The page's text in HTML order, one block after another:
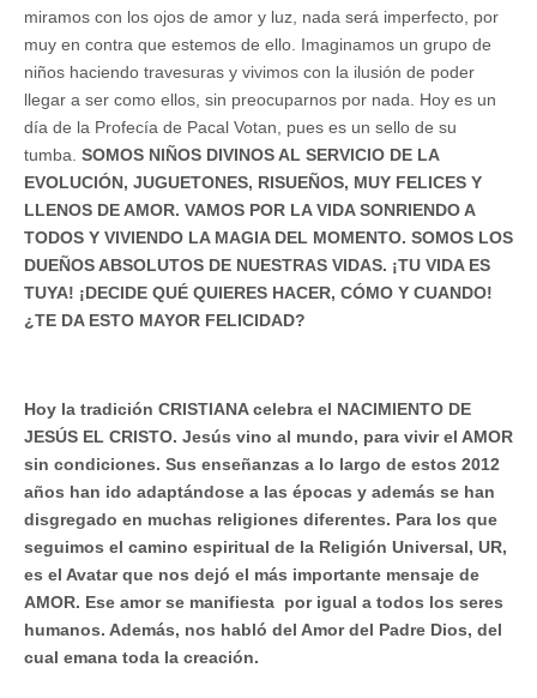
miramos con los ojos de amor y luz, nada será imperfecto, por
muy en contra que estemos de ello. Imaginamos un grupo de
niños haciendo travesuras y vivimos con la ilusión de poder
llegar a ser como ellos, sin preocuparnos por nada. Hoy es un
día de la Profecía de Pacal Votan, pues es un sello de su
tumba. SOMOS NIÑOS DIVINOS AL SERVICIO DE LA
EVOLUCIÓN, JUGUETONES, RISUEÑOS, MUY FELICES Y
LLENOS DE AMOR. VAMOS POR LA VIDA SONRIENDO A
TODOS Y VIVIENDO LA MAGIA DEL MOMENTO. SOMOS LOS
DUEÑOS ABSOLUTOS DE NUESTRAS VIDAS. ¡TU VIDA ES
TUYA! ¡DECIDE QUÉ QUIERES HACER, CÓMO Y CUANDO!
¿TE DA ESTO MAYOR FELICIDAD?
Hoy la tradición CRISTIANA celebra el NACIMIENTO DE
JESÚS EL CRISTO. Jesús vino al mundo, para vivir el AMOR
sin condiciones. Sus enseñanzas a lo largo de estos 2012
años han ido adaptándose a las épocas y además se han
disgregado en muchas religiones diferentes. Para los que
seguimos el camino espiritual de la Religión Universal, UR,
es el Avatar que nos dejó el más importante mensaje de
AMOR. Ese amor se manifiesta por igual a todos los seres
humanos. Además, nos habló del Amor del Padre Dios, del
cual emana toda la creación.